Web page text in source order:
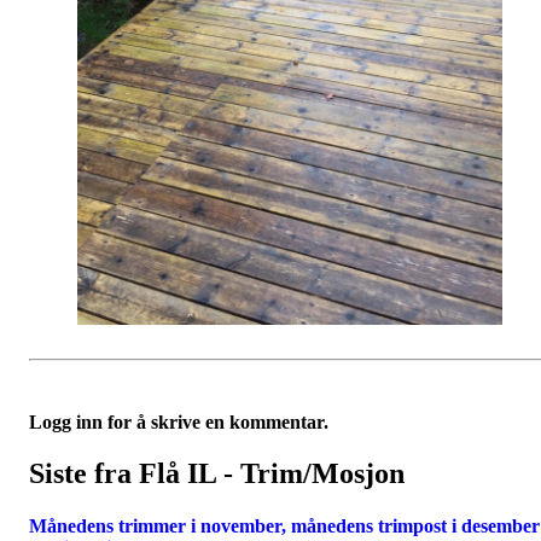
Logg inn for å skrive en kommentar.
Siste fra Flå IL - Trim/Mosjon
Månedens trimmer i november, månedens trimpost i desember